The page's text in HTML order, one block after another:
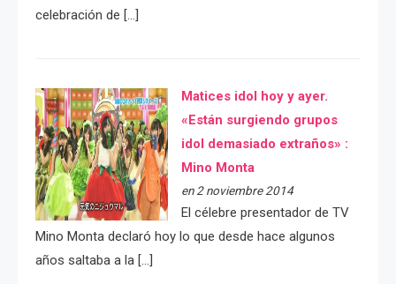
celebración de […]
Matices idol hoy y ayer.
«Están surgiendo grupos
idol demasiado extraños» :
Mino Monta
en 2 noviembre 2014
El célebre presentador de TV
Mino Monta declaró hoy lo que desde hace algunos
años saltaba a la […]